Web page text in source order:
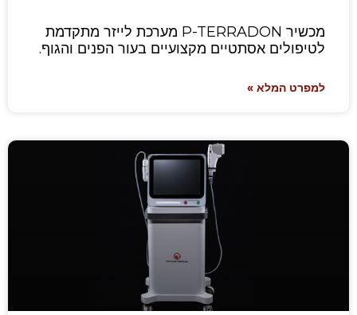
מכשיר P-TERRADON מערכת לייזר מתקדמת
לטיפולים אסתטיים מקצועיים בעור הפנים והגוף.
למפרט המלא »